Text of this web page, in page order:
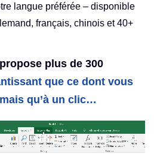
langue préférée – disponible
français, chinois et 40+
plus de 300
que ce dont vous
qu’à un clic…